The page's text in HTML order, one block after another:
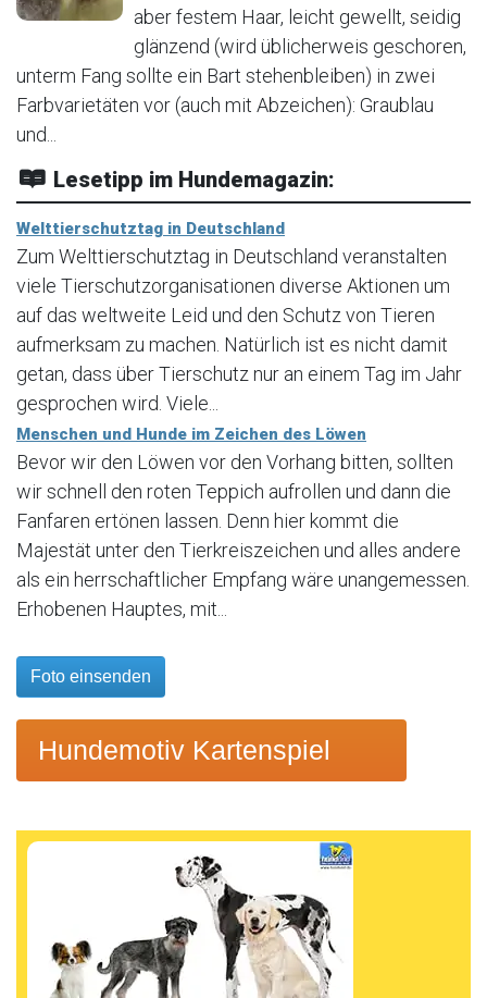
aber festem Haar, leicht gewellt, seidig
glänzend (wird üblicherweis geschoren,
unterm Fang sollte ein Bart stehenbleiben) in zwei
Farbvarietäten vor (auch mit Abzeichen): Graublau
und...
Lesetipp im Hundemagazin:
Welttierschutztag in Deutschland
Zum Welttierschutztag in Deutschland veranstalten
viele Tierschutzorganisationen diverse Aktionen um
auf das weltweite Leid und den Schutz von Tieren
aufmerksam zu machen. Natürlich ist es nicht damit
getan, dass über Tierschutz nur an einem Tag im Jahr
gesprochen wird. Viele...
Menschen und Hunde im Zeichen des Löwen
Bevor wir den Löwen vor den Vorhang bitten, sollten
wir schnell den roten Teppich aufrollen und dann die
Fanfaren ertönen lassen. Denn hier kommt die
Majestät unter den Tierkreiszeichen und alles andere
als ein herrschaftlicher Empfang wäre unangemessen.
Erhobenen Hauptes, mit...
Foto einsenden
Hundemotiv Kartenspiel